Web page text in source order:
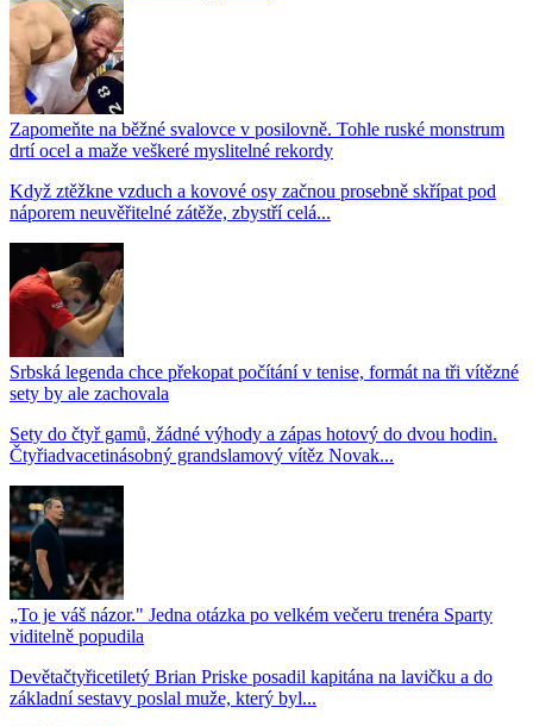
Zapomeňte na běžné svalovce v posilovně. Tohle ruské monstrum
drtí ocel a maže veškeré myslitelné rekordy
Když ztěžkne vzduch a kovové osy začnou prosebně skřípat pod
náporem neuvěřitelné zátěže, zbystří celá...
Srbská legenda chce překopat počítání v tenise, formát na tři vítězné
sety by ale zachovala
Sety do čtyř gamů, žádné výhody a zápas hotový do dvou hodin.
Čtyřiadvacetinásobný grandslamový vítěz Novak...
„To je váš názor." Jedna otázka po velkém večeru trenéra Sparty
viditelně popudila
Devětačtyřicetiletý Brian Priske posadil kapitána na lavičku a do
základní sestavy poslal muže, který byl...